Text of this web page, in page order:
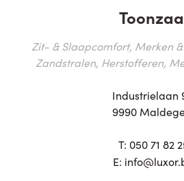
Zit- & Slaapcomfort, Merken
Zandstralen, Herstofferen,
Industrielaan
9990
T: 050 71 82
E: